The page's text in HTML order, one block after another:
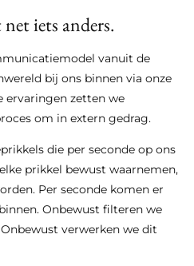
iets anders.
vanuit de
bij ons binnen via onze
ervaringen zetten we
om in extern gedrag.
die per seconde op ons
prikkel bewust waarnemen,
Per seconde komen er
Onbewust filteren we
verwerken we dit